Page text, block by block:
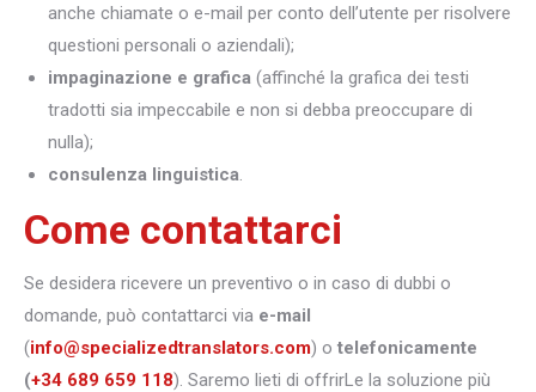
anche chiamate o e-mail per conto dell’utente per risolvere
questioni personali o aziendali);
impaginazione e grafica (affinché la grafica dei testi
tradotti sia impeccabile e non si debba preoccupare di
nulla);
consulenza linguistica.
Come contattarci
Se desidera ricevere un preventivo o in caso di dubbi o
domande, può contattarci via e-mail
(info@specializedtranslators.com) o telefonicamente
(+34 689 659 118). Saremo lieti di offrirLe la soluzione più